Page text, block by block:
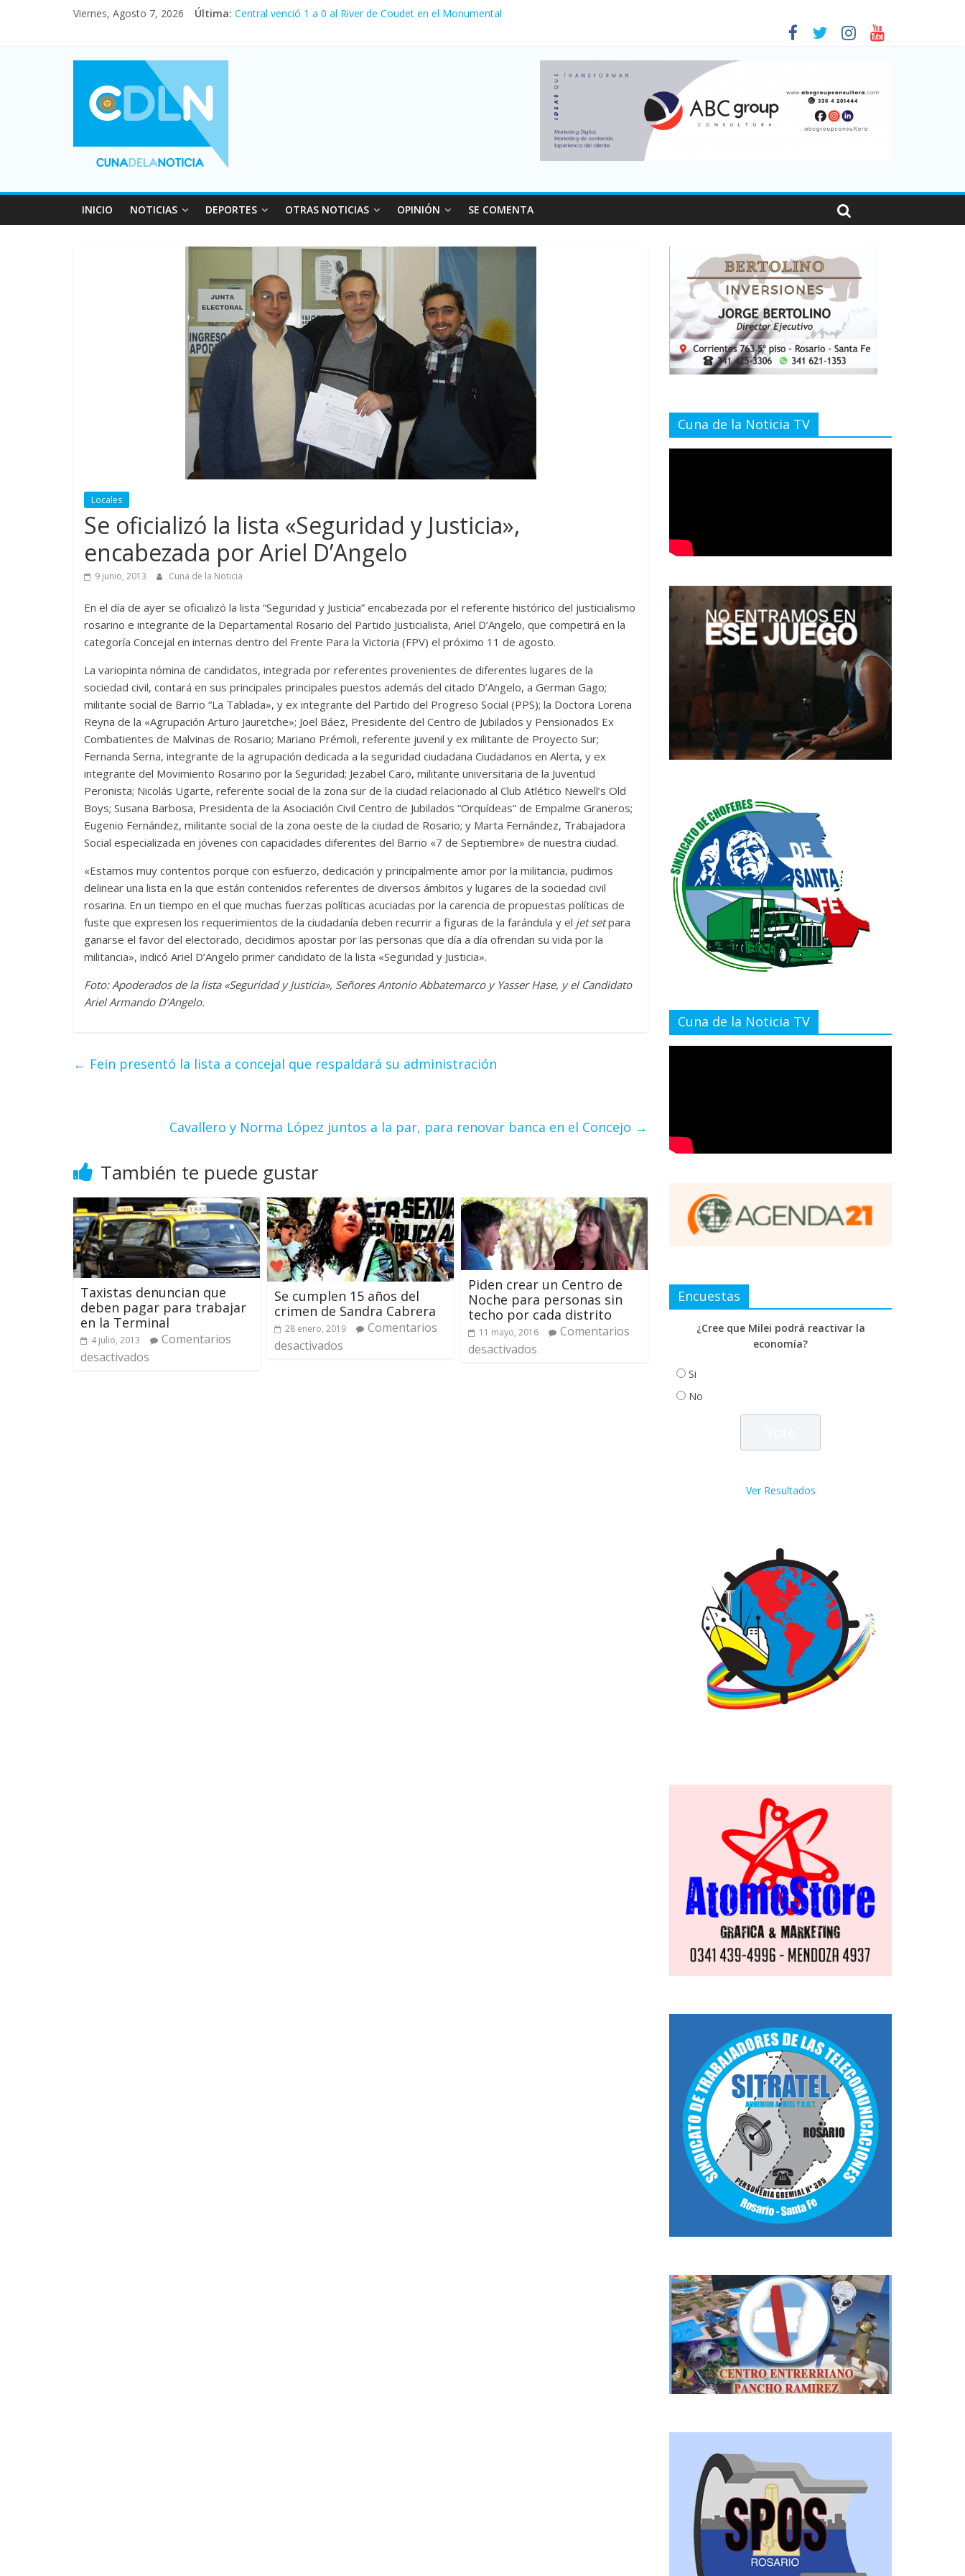
Viernes, Agosto 7, 2026 Última: Central venció 1 a 0 al River de Coudet en el Monumental
Vacaciones de invierno con más movimiento y consumo turístico: 4,6 millones de personas viajaron por el país, un 5,9% más que en 2025
Fuerte caída de la venta de autos usados en julio: bajó un 12,6% interanual
INICIO NOTICIAS DEPORTES OTRAS NOTICIAS OPINIÓN SE COMENTA
Locales
Se oficializó la lista «Seguridad y Justicia»,
encabezada por Ariel D’Angelo
9 junio, 2013 Cuna de la Noticia
En el día de ayer se oficializó la lista “Seguridad y Justicia” encabezada por el referente histórico del justicialismo
rosarino e integrante de la Departamental Rosario del Partido Justicialista, Ariel D’Angelo, que competirá en la
categoría Concejal en internas dentro del Frente Para la Victoria (FPV) el próximo 11 de agosto.
La variopinta nómina de candidatos, integrada por referentes provenientes de diferentes lugares de la
sociedad civil, contará en sus principales principales puestos además del citado D’Angelo, a German Gago;
militante social de Barrio “La Tablada», y ex integrante del Partido del Progreso Social (PPS); la Doctora Lorena
Reyna de la «Agrupación Arturo Jauretche»; Joel Báez, Presidente del Centro de Jubilados y Pensionados Ex
Combatientes de Malvinas de Rosario; Mariano Prémoli, referente juvenil y ex militante de Proyecto Sur;
Fernanda Serna, integrante de la agrupación dedicada a la seguridad ciudadana Ciudadanos en Alerta, y ex
integrante del Movimiento Rosarino por la Seguridad; Jezabel Caro, militante universitaria de la Juventud
Peronista; Nicolás Ugarte, referente social de la zona sur de la ciudad relacionado al Club Atlético Newell’s Old
Boys; Susana Barbosa, Presidenta de la Asociación Civil Centro de Jubilados “Orquídeas” de Empalme Graneros;
Eugenio Fernández, militante social de la zona oeste de la ciudad de Rosario; y Marta Fernández, Trabajadora
Social especializada en jóvenes con capacidades diferentes del Barrio «7 de Septiembre» de nuestra ciudad.
«Estamos muy contentos porque con esfuerzo, dedicación y principalmente amor por la militancia, pudimos
delinear una lista en la que están contenidos referentes de diversos ámbitos y lugares de la sociedad civil
rosarina. En un tiempo en el que muchas fuerzas políticas acuciadas por la carencia de propuestas políticas de
fuste que expresen los requerimientos de la ciudadanía deben recurrir a figuras de la farándula y el jet setpara
ganarse el favor del electorado, decidimos apostar por las personas que día a día ofrendan su vida por la
militancia», indicó Ariel D’Angelo primer candidato de la lista «Seguridad y Justicia».
Foto: Apoderados de la lista «Seguridad y Justicia», Señores Antonio Abbatemarco y Yasser Hase, y el Candidato
Ariel Armando D’Angelo.
← Fein presentó la lista a concejal que respaldará su administración
Cavallero y Norma López juntos a la par, para renovar banca en el Concejo →
También te puede gustar
Taxistas denuncian que
deben pagar para trabajar
en la Terminal
4 julio, 2013
Comentarios
desactivados
Se cumplen 15 años del
crimen de Sandra Cabrera
28 enero, 2019
Comentarios
desactivados
Piden crear un Centro de
Noche para personas sin
techo por cada distrito
11 mayo, 2016
Comentarios
desactivados
Cuna de la Noticia TV
Cuna de la Noticia TV
Encuestas
¿Cree que Milei podrá reactivar la
economía?
Si
No
Ver Resultados